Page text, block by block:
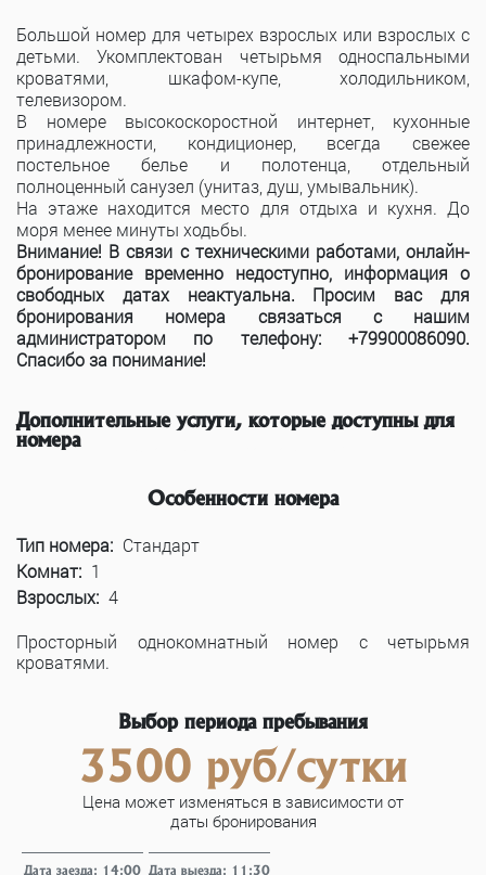
Большой номер для четырех взрослых или взрослых с
детьми. Укомплектован четырьмя односпальными
кроватями, шкафом-купе, холодильником,
телевизором.
В номере высокоскоростной интернет, кухонные
принадлежности, кондиционер, всегда свежее
постельное белье и полотенца, отдельный
полноценный санузел (унитаз, душ, умывальник).
На этаже находится место для отдыха и кухня. До
моря менее минуты ходьбы.
Внимание! В связи с техническими работами, онлайн-
бронирование временно недоступно, информация о
свободных датах неактуальна. Просим вас для
бронирования номера связаться с нашим
администратором по телефону: +79900086090.
Спасибо за понимание!
Дополнительные услуги, которые доступны для
номера
Особенности номера
Тип номера: Стандарт
Комнат: 1
Взрослых: 4
Просторный однокомнатный номер с четырьмя
кроватями.
Выбор периода пребывания
3500 руб/сутки
Цена может изменяться в зависимости от
даты бронирования
Дата заезда: 14:00 Дата выезда: 11:30